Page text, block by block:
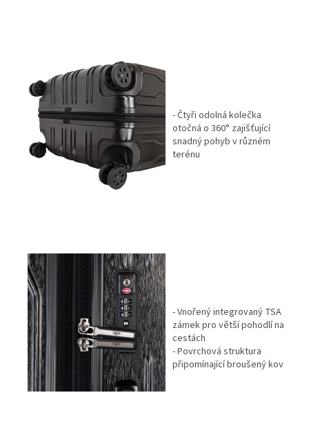
- Čtyři odolná kolečka
otočná o 360° zajišťující
snadný pohyb v různém
terénu
- Vnořený integrovaný TSA
zámek pro větší pohodlí na
cestách
- Povrchová struktura
připomínající broušený kov